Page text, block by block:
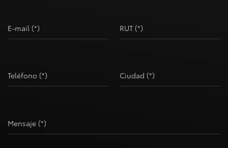
E-mail (*) RUT (*)
Teléfono (*) Ciudad (*)
Mensaje (*)